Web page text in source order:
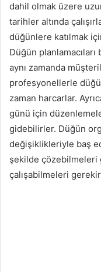
dahil olmak üzere
tarihler altında
düğünlere katılmak
Düğün
aynı zamanda
profesyonellerle
zaman harcarlar.
günü için
gidebilirler. Düğün
değişiklikleriyle baş
şekilde çözebilmeleri
çalışabilmeleri